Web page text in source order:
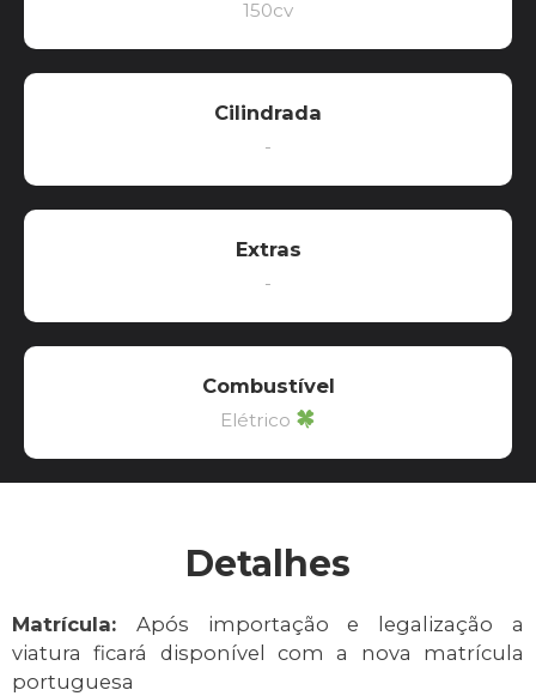
150cv
Cilindrada
-
Extras
-
Combustível
Elétrico
Detalhes
Matrícula: Após importação e legalização a
viatura ficará disponível com a nova matrícula
portuguesa